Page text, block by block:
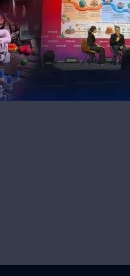
ดในเวลานี้ โดยข้อมูลล่าสุดระบุว่า 1
าคนี้ มีการแจ้งความคดี Phishing
นช่วงระหว่างเดือนมกราคม 2024
านั้น กว่าครึ่งหนึ่งของประเทศสมาชิก
เผยสถิติที่น่าตกใจว่า คดี
น์นั้นคิดเป็นสัดส่วนอย่างน้อย 30%
บประเทศ สะท้อนให้เห็นว่าภัย
ปลอดภัยในชีวิตประจำวันของสังคม
รื่องมือหลักที่สแกมเมอร์มักใช้ในการ
อ AI, RaaS (Ransomware-as-a-
เปิดเช่าโปรแกรมเรียกค่าไถ่) และ
นบเนียนร่วมด้วย โดยประเทศอย่าง
ของ SITE 2026 น่าจะอยู่แถวหน้า
x Innovation Thailand Expo
มาในโหมดงานแสดงนวัตกรรมทั่วไป
แนวคิด “Global Innovation
หรือพูดให้เข้าใจง่ายคือ นี่
“มีเทคโนโลยีอะไรใหม่” แต่ชวน
อมกับเงินทุนตลาดพาร์ตเนอร์และ
างไร งานจัดโดย สำนักงาน
ารมหาชน) หรือ NIA กระทรวงการ
จัยและนวัตกรรม (อว.) และเปิด
ที่ Paragon Hall, Nex Hall ชั้น 5
ชั้น 4 สยามพารากอน โดยปีนี้กินพื้นที่
…
ago